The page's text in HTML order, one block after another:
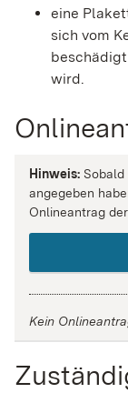
eine
sich vom
wird.
Hinweis:
angegeben
Onlineantrag
Kein